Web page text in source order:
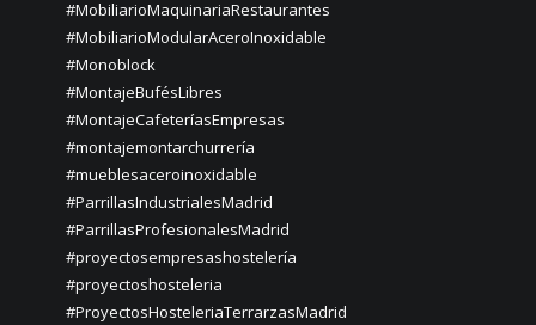
#MobiliarioMaquinariaRestaurantes
#MobiliarioModularAceroInoxidable
#Monoblock
#MontajeBufésLibres
#MontajeCafeteríasEmpresas
#montajemontarchurrería
#mueblesaceroinoxidable
#ParrillasIndustrialesMadrid
#ParrillasProfesionalesMadrid
#proyectosempresashostelería
#proyectoshosteleria
#ProyectosHosteleriaTerrarzasMadrid